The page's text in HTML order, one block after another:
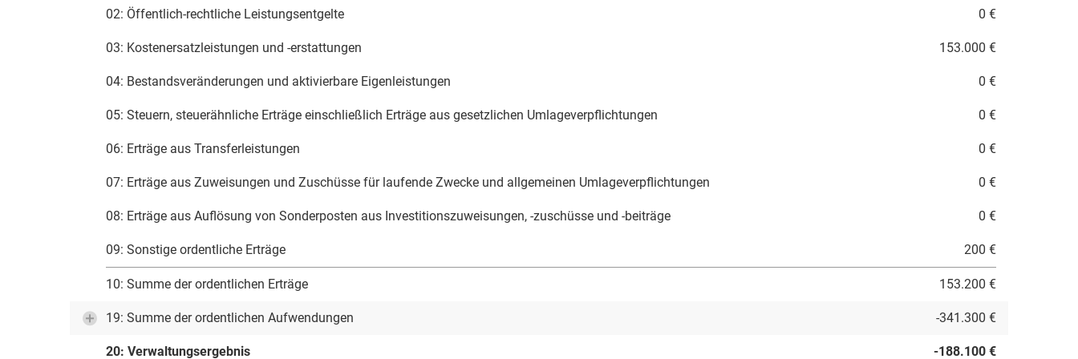
02: Öffentlich-rechtliche Leistungsentgelte 0 €
03: Kostenersatzleistungen und -erstattungen 153.000 €
04: Bestandsveränderungen und aktivierbare Eigenleistungen 0 €
05: Steuern, steuerähnliche Erträge einschließlich Erträge aus gesetzlichen Umlageverpflichtungen 0 €
06: Erträge aus Transferleistungen 0 €
07: Erträge aus Zuweisungen und Zuschüsse für laufende Zwecke und allgemeinen Umlageverpflichtungen 0 €
08: Erträge aus Auflösung von Sonderposten aus Investitionszuweisungen, -zuschüsse und -beiträge 0 €
09: Sonstige ordentliche Erträge 200 €
10: Summe der ordentlichen Erträge 153.200 €
19: Summe der ordentlichen Aufwendungen -341.300 €
20: Verwaltungsergebnis -188.100 €